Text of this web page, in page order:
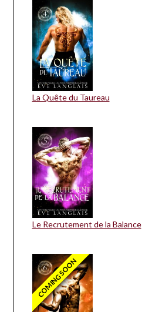
La Quête du Taureau
Le Recrutement de la Balance
COMING SOON